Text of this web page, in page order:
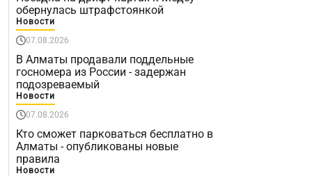
обернулась штрафстоянкой
Новости
07.08.2026
В Алматы продавали поддельные
госномера из России - задержан
подозреваемый
Новости
07.08.2026
Кто сможет парковаться бесплатно в
Алматы - опубликованы новые
правила
Новости